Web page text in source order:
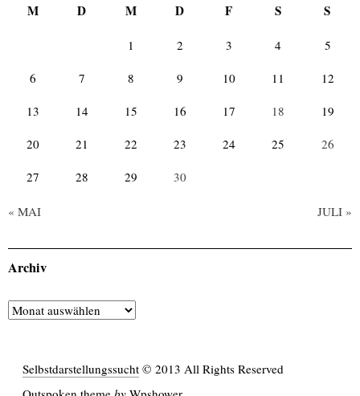
M D M D F S S
« MAI JULI »
1 2 3 4 5
6 7 8 9 10 11 12
13 14 15 16 17 18 19
20 21 22 23 24 25 26
27 28 29 30
Archiv
Archiv
Selbstdarstellungssucht© 2013 All Rights Reserved